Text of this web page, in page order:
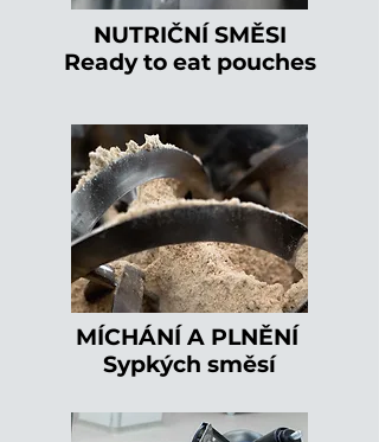
NUTRIČNÍ SMĚSI
Ready to eat pouches
MÍCHÁNÍ A PLNĚNÍ
Sypkých směsí